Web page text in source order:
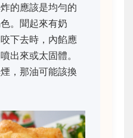
的應該是均勻的
。聞起來有奶
下去時，內餡應
出來或太固體。
，那油可能該換